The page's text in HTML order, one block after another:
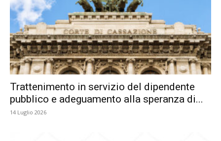
Trattenimento in servizio del dipendente
pubblico e adeguamento alla speranza di...
14 Luglio 2026